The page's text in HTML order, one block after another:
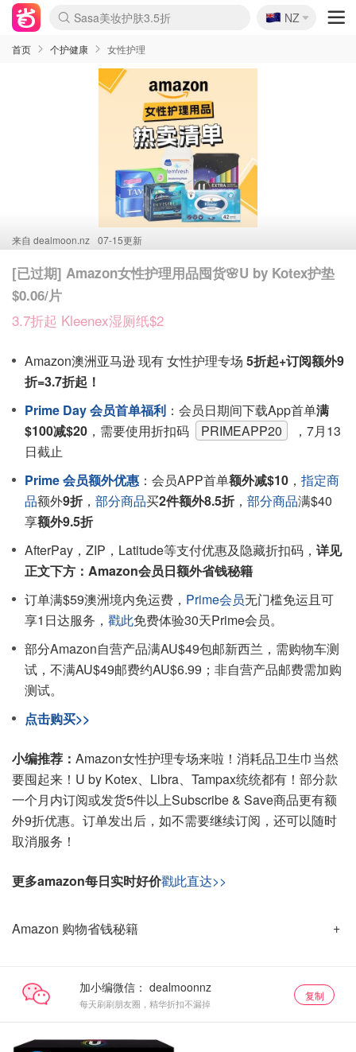
lululemon本周上新
Sasa美妆护肤3.5折
SSENSE年中3折
FreshBeauty好价汇总
Cettire降价+叠9折
Farfetch折上8折
WWS Coles超市实拍
viagogo二手票捡漏
Myer清仓1折起
The Outnet奢牌1折起
David Jones 3折起
Flannels大牌1折
Perfumes Club护肤1折
AMIRO返校季6.2折
Oweek抽奖送Airpods
Amazon折扣汇总
eToro入金$200送$50
Amazon数码好物
ICONIC本周7.5折
ThedoubleF高奢地板价
Moose Knuckles 6折
丝芙兰5折起
EUFY官网3.7折起
Selenichast首饰2折
Trip机票酒店促销
YSL送5件彩妆礼
Amazon家居好物
BIGBANG巡演开票
David Jones时尚3折
Amazon美妆护肤
雅漾大喷$8
过敏原检测盒$33
伊索独家赠50ml沐浴露
科颜氏送高保湿面霜
CW药房打折海报
SEALIFE海洋馆门票6折
丝塔芙大白罐$16
订阅Newsletter送香薰
Cult Beauty 6.8折
Harrods圣诞日历2.3折
LN-CC奢牌私促3折
d'Alba空姐喷雾$16
EVE LOM套装逆天2折
Adore Beauty 6折起
CT圣诞日历
Mytheresa奢品2.7折
🇳🇿
NZ
首页 个护健康 女性护理
来自 dealmoon.nz 07-15更新
[已过期] Amazon女性护理用品囤货🌸U by Kotex护垫
$0.06/片
3.7折起 Kleenex湿厕纸$2
Amazon澳洲亚马逊 现有 女性护理专场 5折起+订阅额外9
折=3.7折起！
Prime Day 会员首单福利 ：会员日期间下载App首单满
$100减$20 ，需要使用折扣码 PRIMEAPP20
，7月13
日截止
Prime 会员额外优惠 ：会员APP首单额外减$10 ， 指定商
品额外9折 ， 部分商品买2件额外8.5折 ， 部分商品满$40
享额外9.5折
AfterPay，ZIP，Latitude等支付优惠及隐藏折扣码， 详见
正文下方：Amazon会员日额外省钱秘籍
订单满$59澳洲境内免运费， Prime会员无门槛免运且可
享1日达服务， 戳此免费体验30天Prime会员。
部分Amazon自营产品满AU$49包邮新西兰，需购物车测
试，不满AU$49邮费约AU$6.99；非自营产品邮费需加购
测试。
点击购买>>
小编推荐： Amazon女性护理专场来啦！消耗品卫生巾当然
要囤起来！U by Kotex、Libra、Tampax统统都有！部分款
一个月内订阅或发货5件以上Subscribe & Save商品更有额
外9折优惠。订单发出后，如不需要继续订阅，还可以随时
取消服务！
更多amazon每日实时好价戳此直达>>
Amazon 购物省钱秘籍
加小编微信：
每天刷刷朋友圈，精华折扣不漏掉
复制